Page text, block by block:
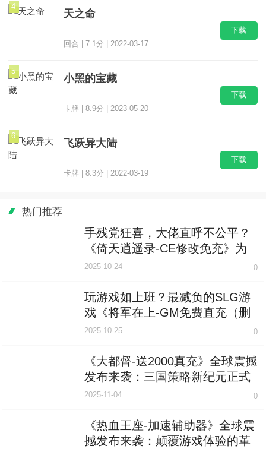
4
天之命
回合 | 7.1分 | 2022-03-17
下载
5
小黑的宝藏
卡牌 | 8.9分 | 2023-05-20
下载
6
飞跃异大陆
卡牌 | 8.3分 | 2022-03-19
下载
热门推荐
手残党狂喜，大佬直呼不公平？
《倚天逍遥录-CE修改免充》为
何体验两极分化？
2025-10-24 0
玩游戏如上班？最减负的SLG游
戏《将军在上-GM免费直充（删
档内测）》你玩了吗？
2025-10-25 0
《大都督-送2000真充》全球震撼
发布来袭：三国策略新纪元正式
开启！
2025-11-04 0
《热血王座-加速辅助器》全球震
撼发布来袭：颠覆游戏体验的革